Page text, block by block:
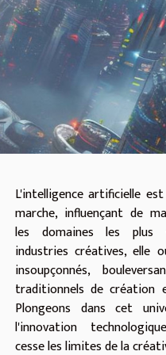
L'intelligence artificielle
marche, influençant de
les domaines les plus
industries créatives, elle
insoupçonnés,
traditionnels de création
Plongeons dans cet
l'innovation
cesse les limites de la